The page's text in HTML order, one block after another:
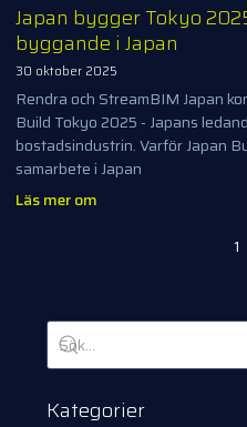
Japan bygger Tokyo
byggande i Japan
30 oktober 2025
Rendra och StreamBIM Japan
Build Tokyo 2025 - Japans
bostadsindustrin. Varför Japan
samarbete i Japan
Läs mer om
1
Kategorier